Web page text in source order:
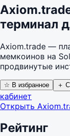
терминал
Axiom.trade —
мемкоинов на
продвинутые
☆ В избранное ＋
кабинет
Открыть
Рейтинг